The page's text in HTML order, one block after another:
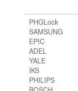
PHGLock
SAMSUNG
EPIC
ADEL
YALE
IKS
PHILIPS